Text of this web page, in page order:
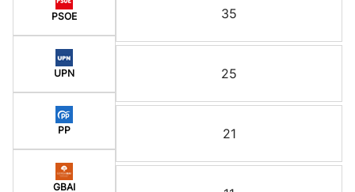
PSOE
UPN
PP
GBAI
35
25
21